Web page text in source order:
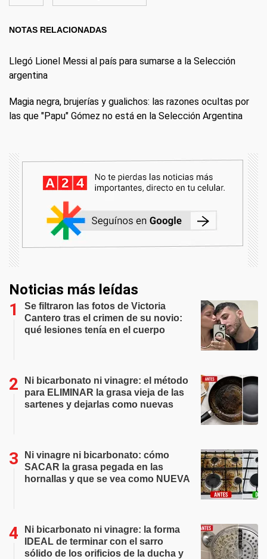
NOTAS RELACIONADAS
Llegó Lionel Messi al país para sumarse a la Selección
argentina
Magia negra, brujerías y gualichos: las razones ocultas por
las que "Papu" Gómez no está en la Selección Argentina
Noticias más leídas
Se filtraron las fotos de Victoria
Cantero tras el crimen de su novio:
qué lesiones tenía en el cuerpo
Ni bicarbonato ni vinagre: el método
para ELIMINAR la grasa vieja de las
sartenes y dejarlas como nuevas
Ni vinagre ni bicarbonato: cómo
SACAR la grasa pegada en las
hornallas y que se vea como NUEVA
Ni bicarbonato ni vinagre: la forma
IDEAL de terminar con el sarro
sólido de los orificios de la ducha y